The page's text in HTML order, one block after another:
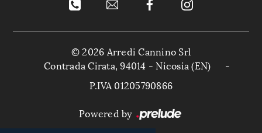
© 2026 Arredi Cannino Srl
Contrada Cirata, 94014 - Nicosia (EN)
-
P.IVA 01205790866
Powered by